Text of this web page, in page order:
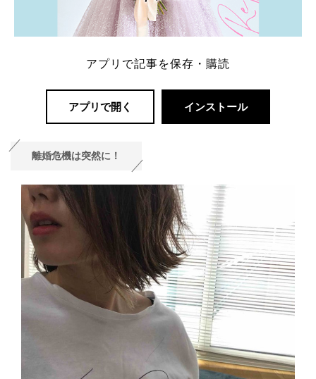
アプリで記事を保存・購読
アプリで開く インストール
離婚危機は突然に！